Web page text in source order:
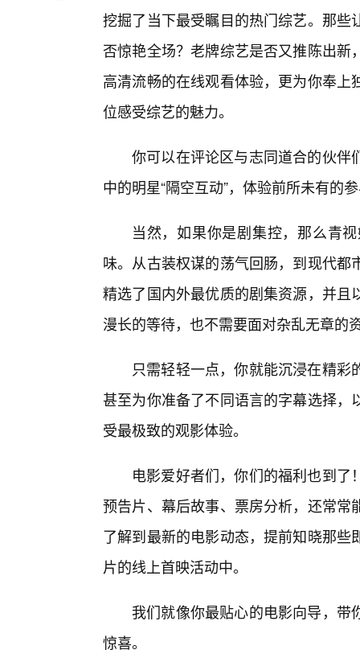
挖掘了当下最受瞩目的热门综艺。那
否惊艳全场？老牌综艺是否又推陈出
高清流畅的在线观看体验，更为你奉
位感受综艺的魅力。
你可以在评论区与志同道合的伙伴
中的明星“隔空互动”，体验前所未有的
当然，如果你是剧集控，那么青
味。从古装权谋的荡气回肠，到现代
精选了国内外最优质的剧集资源，并
漫长的等待，也不需要面对杂乱无章的
只需轻轻一点，你就能沉浸在精
甚至为你准备了不同语言的字幕选择
受最极致的观影体验。
电影爱好者们，你们的福利也到
预告片、幕后故事、票房分析，还常
了解到最新的电影动态，提前知晓那
片的线上首映活动中。
我们就像你最贴心的电影向导，
惊喜。